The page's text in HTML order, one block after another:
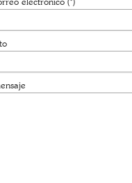
electrónico (*)